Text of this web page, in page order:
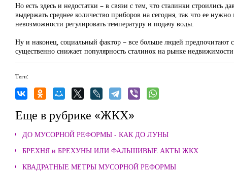
Но есть здесь и недостатки – в связи с тем, что сталинки строились
выдержать среднее количество приборов на сегодня, так что ее
невозможности регулировать температуру и подачу воды.
Ну и наконец, социальный фактор – все больше людей предпочитают
существенно снижает популярность сталинок на рынке
Теги:
Еще в рубрике «ЖКХ»
ДО МУСОРНОЙ РЕФОРМЫ - КАК ДО ЛУНЫ
БРЕХНЯ и БРЕХУНЫ ИЛИ ФАЛЬШИВЫЕ АКТЫ ЖКХ
КВАДРАТНЫЕ МЕТРЫ МУСОРНОЙ РЕФОРМЫ